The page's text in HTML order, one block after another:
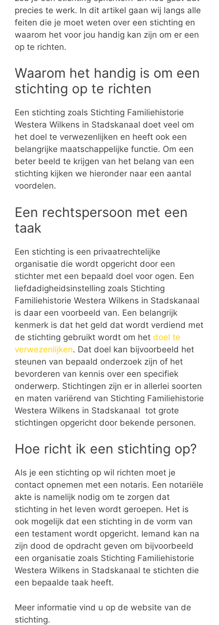
precies te werk. In dit artikel gaan wij langs alle
feiten die je moet weten over een stichting en
waarom het voor jou handig kan zijn om er een
op te richten.
Waarom het handig is om een
stichting op te richten
Een stichting zoals Stichting Familiehistorie
Westera Wilkens in Stadskanaal doet veel om
het doel te verwezenlijken en heeft ook een
belangrijke maatschappelijke functie. Om een
beter beeld te krijgen van het belang van een
stichting kijken we hieronder naar een aantal
voordelen.
Een rechtspersoon met een
taak
Een stichting is een privaatrechtelijke
organisatie die wordt opgericht door een
stichter met een bepaald doel voor ogen. Een
liefdadigheidsinstelling zoals Stichting
Familiehistorie Westera Wilkens in Stadskanaal
is daar een voorbeeld van. Een belangrijk
kenmerk is dat het geld dat wordt verdiend met
de stichting gebruikt wordt om het doel te
verwezenlijken. Dat doel kan bijvoorbeeld het
steunen van bepaald onderzoek zijn of het
bevorderen van kennis over een specifiek
onderwerp. Stichtingen zijn er in allerlei soorten
en maten variërend van Stichting Familiehistorie
Westera Wilkens in Stadskanaal tot grote
stichtingen opgericht door bekende personen.
Hoe richt ik een stichting op?
Als je een stichting op wil richten moet je
contact opnemen met een notaris. Een notariële
akte is namelijk nodig om te zorgen dat
stichting in het leven wordt geroepen. Het is
ook mogelijk dat een stichting in de vorm van
een testament wordt opgericht. Iemand kan na
zijn dood de opdracht geven om bijvoorbeeld
een organisatie zoals Stichting Familiehistorie
Westera Wilkens in Stadskanaal te stichten die
een bepaalde taak heeft.
Meer informatie vind u op de website van de
stichting.